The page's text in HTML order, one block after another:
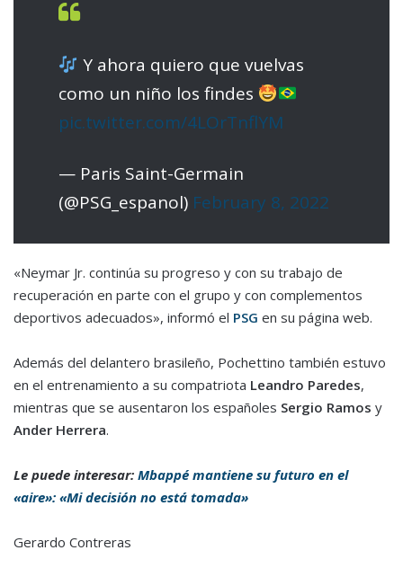
Y ahora quiero que vuelvas
como un niño los findes
pic.twitter.com/4LOrTnflYM
— Paris Saint-Germain
(@PSG_espanol) February 8, 2022
«Neymar Jr. continúa su progreso y con su trabajo de
recuperación en parte con el grupo y con complementos
deportivos adecuados», informó el PSG en su página web.
Además del delantero brasileño, Pochettino también estuvo
en el entrenamiento a su compatriota Leandro Paredes,
mientras que se ausentaron los españoles Sergio Ramos y
Ander Herrera.
Le puede interesar: Mbappé mantiene su futuro en el
«aire»: «Mi decisión no está tomada»
Gerardo Contreras